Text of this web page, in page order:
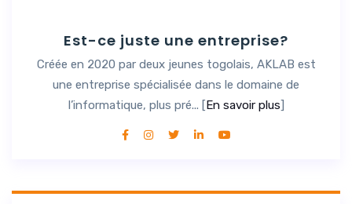
Est-ce juste une entreprise?
Créée en 2020 par deux jeunes togolais, AKLAB est
une entreprise spécialisée dans le domaine de
l’informatique, plus pré... [En savoir plus]